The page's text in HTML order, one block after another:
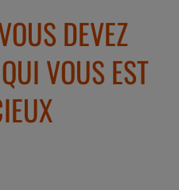
DEVEZ
VOUS EST